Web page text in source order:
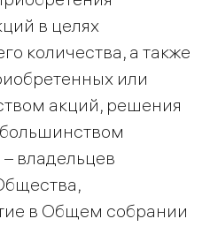
в целях
количества, а также
или
акций, решения
владельцев
в Общем собрании